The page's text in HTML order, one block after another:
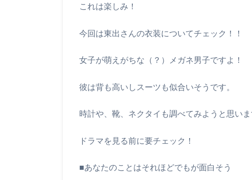
これは楽しみ！
今回は東出さんの衣装についてチェック！！
女子が萌えがちな（？）メガネ男子ですよ！
彼は背も高いしスーツも似合いそうです。
時計や、靴、ネクタイも調べてみようと思いま
ドラマを見る前に要チェック！
■あなたのことはそれほどでもが面白そう